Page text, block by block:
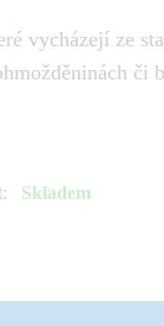
vycházejí ze
: Skladem